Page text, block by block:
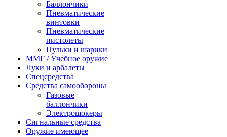
Баллончики
Пневматические
винтовки
Пневматические
пистолеты
Пульки и шарики
ММГ / Учебное оружие
Луки и арбалеты
Спецсредства
Средства самообороны
Газовые
баллончики
Электрошокеры
Сигнальные средства
Оружие имеющее